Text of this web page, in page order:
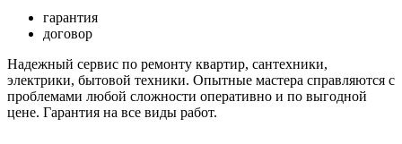
гарантия
договор
Надежный сервис по ремонту квартир, сантехники,
электрики, бытовой техники. Опытные мастера справляются с
проблемами любой сложности оперативно и по выгодной
цене. Гарантия на все виды работ.